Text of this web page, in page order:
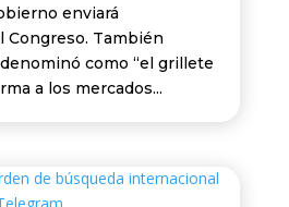
enviará
Congreso. También
como “el grillete
a los mercados...